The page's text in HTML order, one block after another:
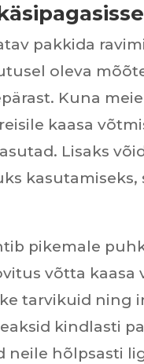
pakkida
oleva
Kuna
kaasa
Lisaks
pikemale
võtta
tarvikuid ning
kindlasti
neile hõlpsasti